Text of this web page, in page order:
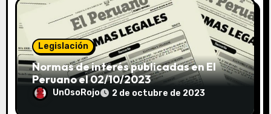
Legislación
Normas de interés publicadas en El
Peruano el 02/10/2023
UnOsoRojo 2 de octubre de 2023